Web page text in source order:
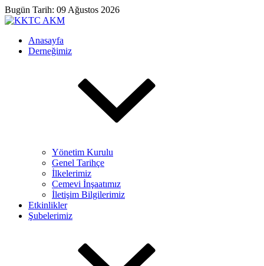
Bugün Tarih: 09 Ağustos 2026
Anasayfa
Derneğimiz
Yönetim Kurulu
Genel Tarihçe
İlkelerimiz
Cemevi İnşaatımız
İletişim Bilgilerimiz
Etkinlikler
Şubelerimiz